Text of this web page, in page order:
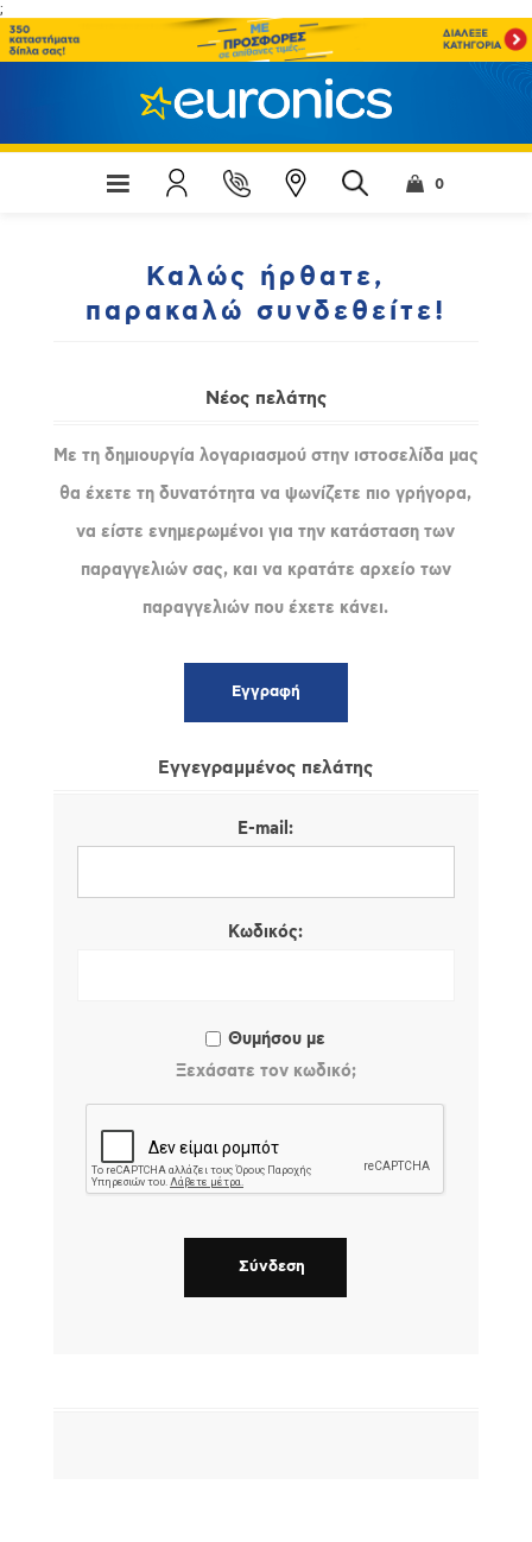
;
0
Καλώς ήρθατε,
παρακαλώ συνδεθείτε!
Νέος πελάτης
Με τη δημιουργία λογαριασμού στην ιστοσελίδα μας
θα έχετε τη δυνατότητα να ψωνίζετε πιο γρήγορα,
να είστε ενημερωμένοι για την κατάσταση των
παραγγελιών σας, και να κρατάτε αρχείο των
παραγγελιών που έχετε κάνει.
Εγγεγραμμένος πελάτης
E-mail:
Κωδικός:
Θυμήσου με
Ξεχάσατε τον κωδικό;